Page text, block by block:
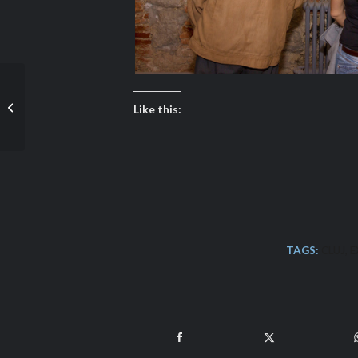
Like this:
TAGS: